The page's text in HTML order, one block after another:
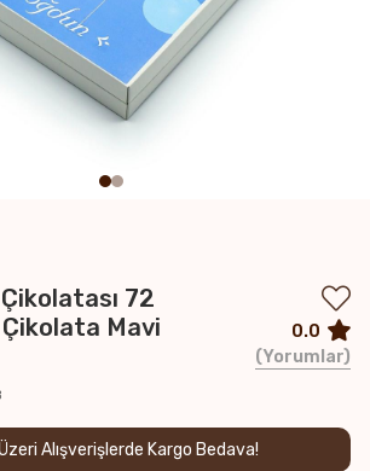
72
Mavi
Alışverişlerde Kargo Bedava!
0.0
Yorumlar